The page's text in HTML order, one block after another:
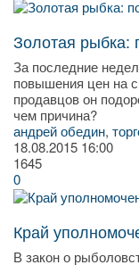
Золотая рыбка:
За последние
повышения цен на
продавцов он
чем причина?
андрей обедин,
18.08.2015 16:00
1645
0
Край
В закон о